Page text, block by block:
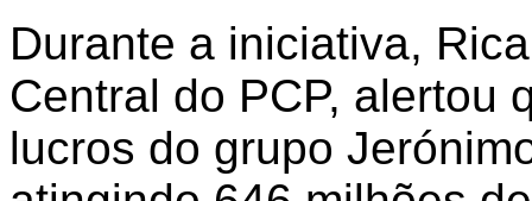
Durante a iniciativa,
Central do PCP, alertou
lucros do grupo